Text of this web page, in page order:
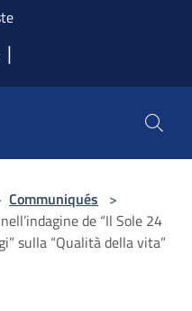
|
Communiqués >
de “Il Sole 24
sulla “Qualità della vita”